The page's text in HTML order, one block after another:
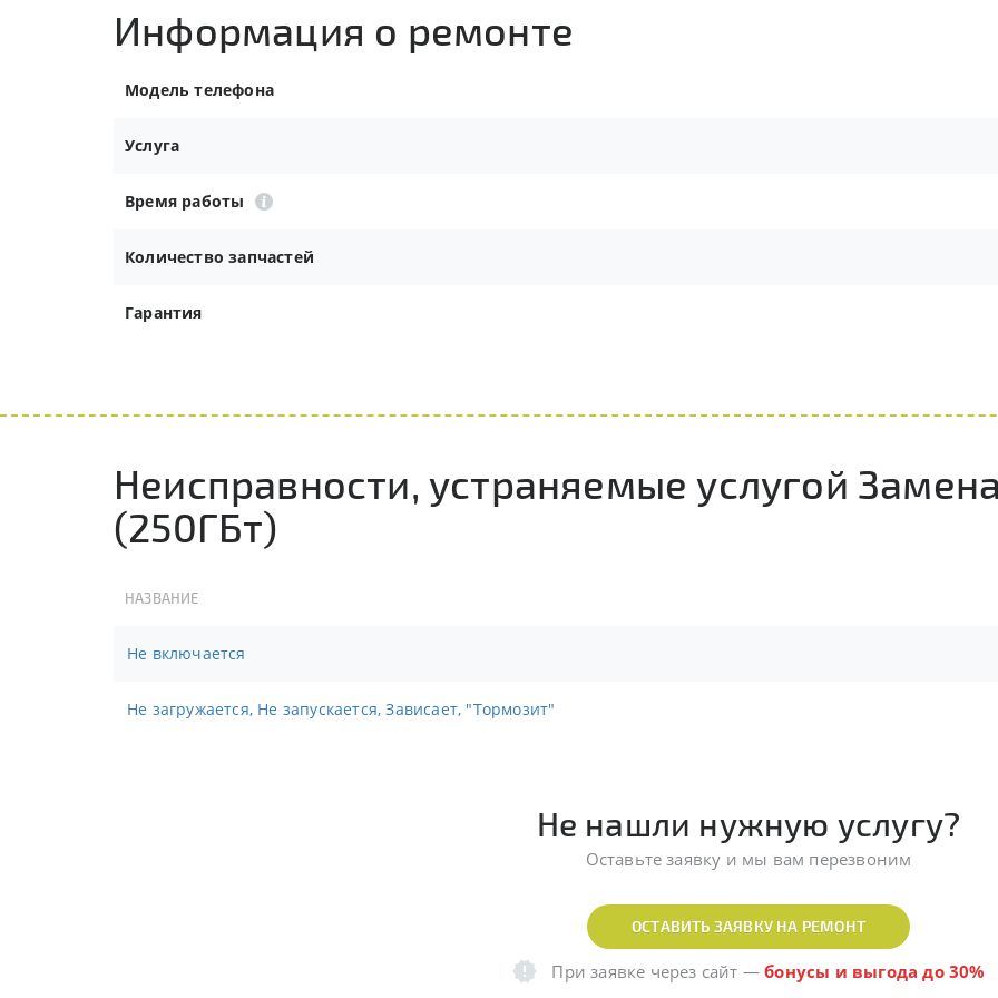
Информация о ремонте
Модель телефона
Услуга
Время работы
Количество запчастей
Гарантия
Неисправности, устраняемые услугой
(250ГБт)
НАЗВАНИЕ
Не включается
Не загружается, Не запускается, Зависает, "Тормозит"
Не нашли нужную услугу?
Оставьте заявку и мы вам перезвоним
ОСТАВИТЬ ЗАЯВКУ НА РЕМОНТ
При заявке через сайт —бонусы и выгода до 30%